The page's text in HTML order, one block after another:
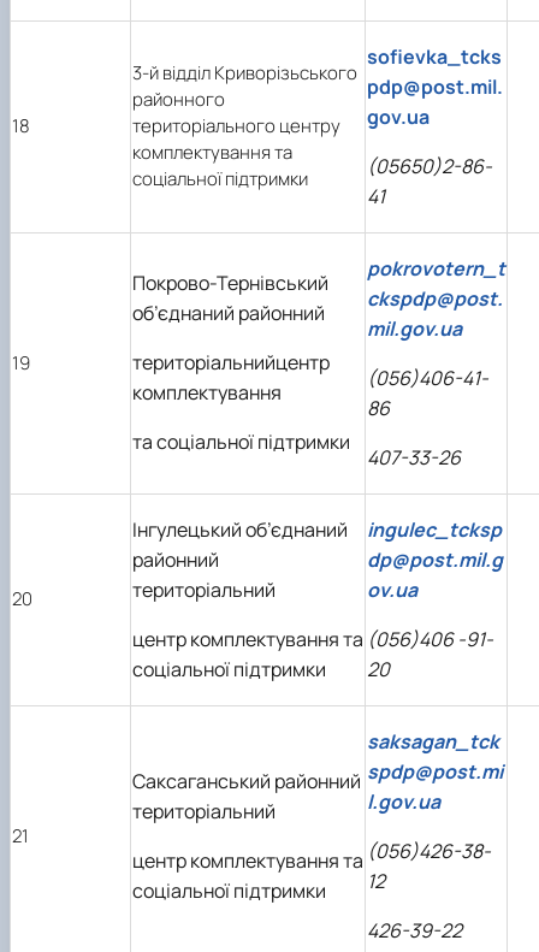
18
3-й відділ Криворізьського
районного
територіального центру
комплектування та
соціальної підтримки
sofievka_tcks
pdp@post.mil.
gov.ua
(05650)2-86-
41
19
Покрово-Тернівський
об’єднаний районний
територіальнийцентр
комплектування
та соціальної підтримки
pokrovotern_t
ckspdp@post.
mil.gov.ua
(056)406-41-
86
407-33-26
20
Інгулецький об’єднаний
районний
територіальний
центр комплектування та
соціальної підтримки
ingulec_tcksp
dp@post.mil.g
ov.ua
(056)406 -91-
20
21
Саксаганський районний
територіальний
центр комплектування та
соціальної підтримки
saksagan_tck
spdp@post.mi
l.gov.ua
(056)426-38-
12
426-39-22